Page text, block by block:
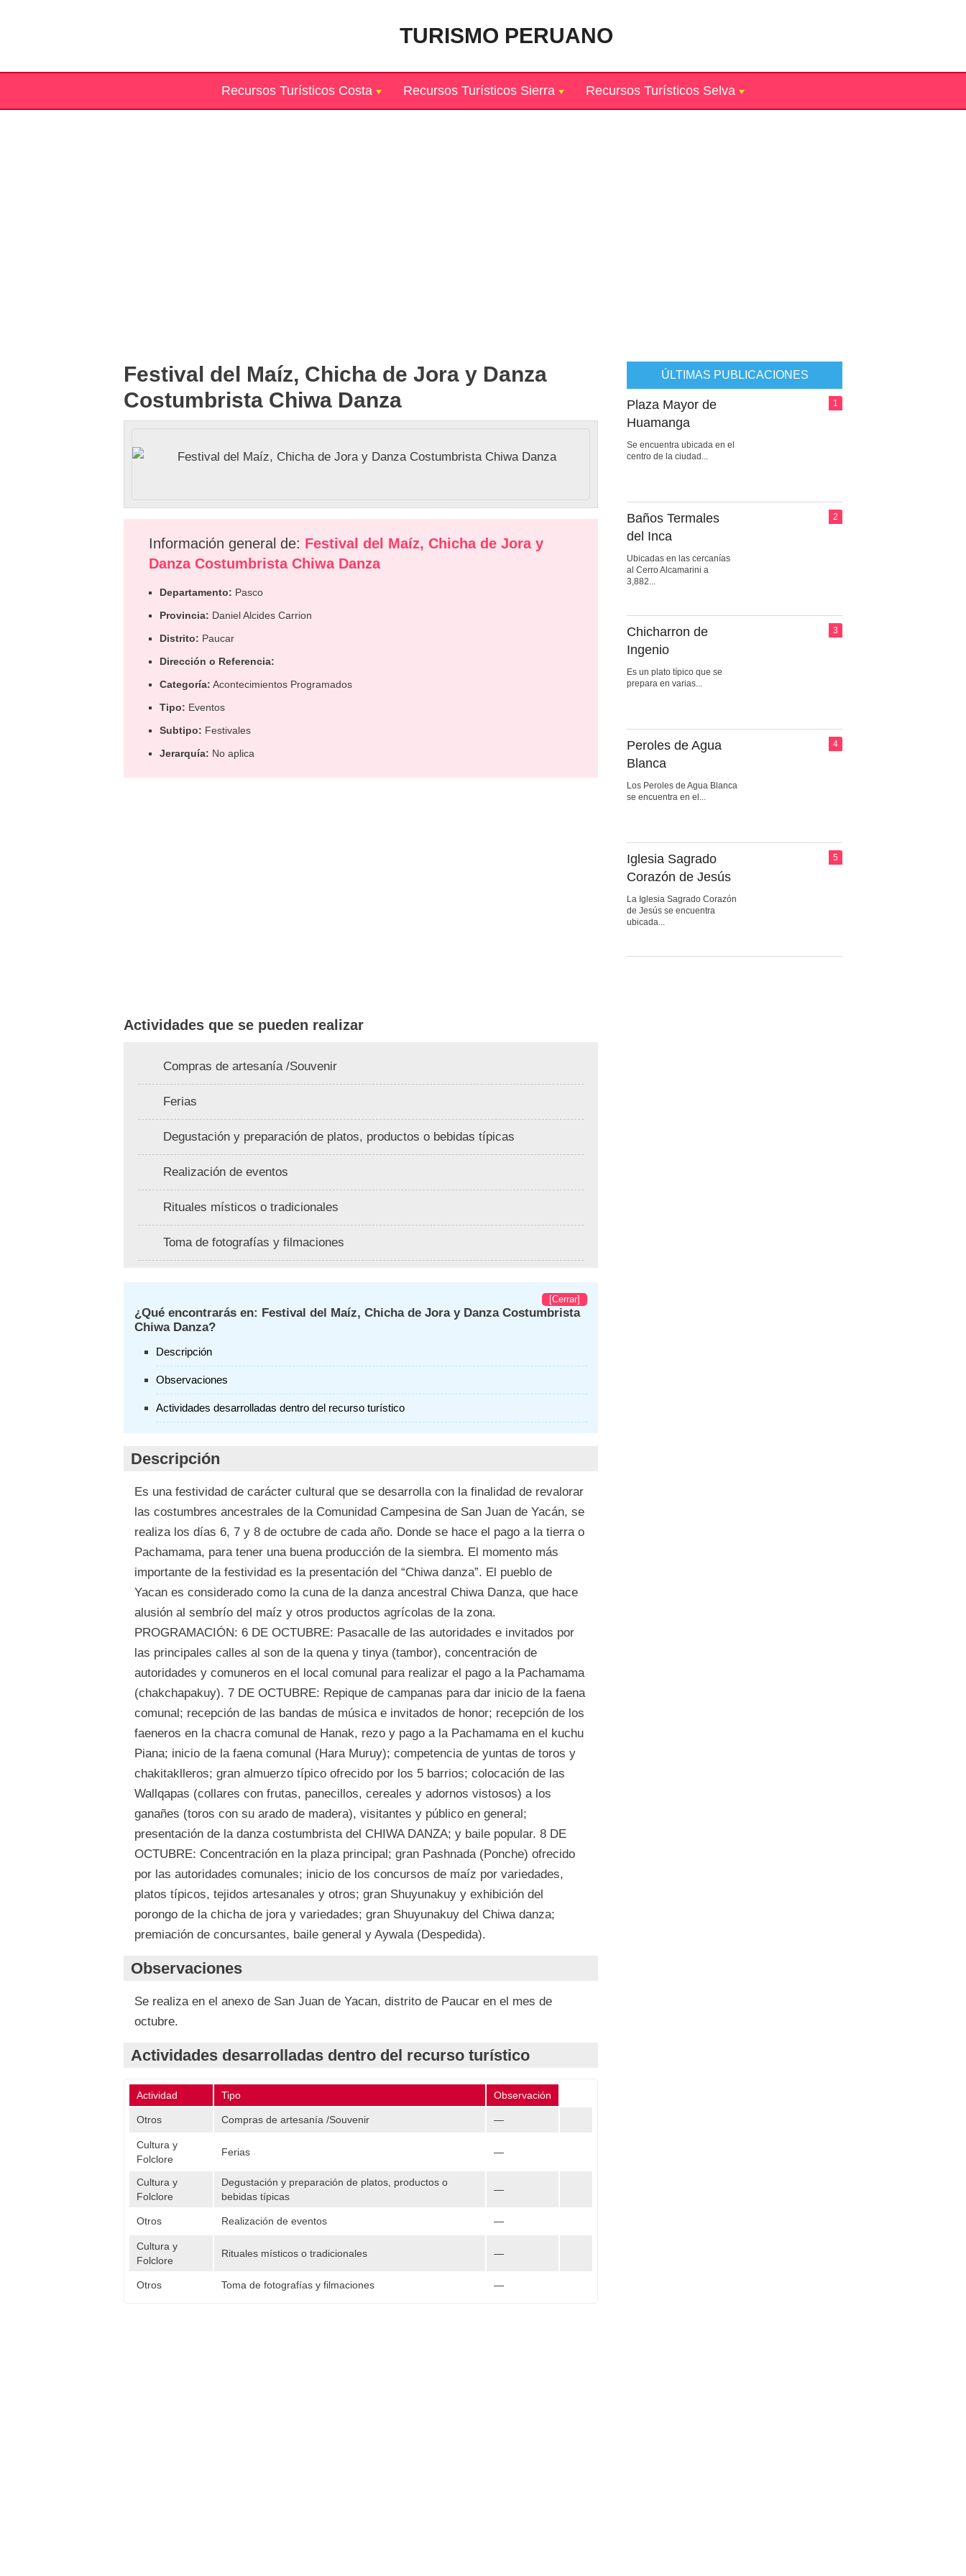
TURISMO PERUANO
Recursos Turísticos Costa Recursos Turísticos Sierra Recursos Turísticos Selva
Festival del Maíz, Chicha de Jora y Danza
Costumbrista Chiwa Danza
Información general de: Festival del Maíz, Chicha de Jora y
Danza Costumbrista Chiwa Danza
Departamento: Pasco
Provincia: Daniel Alcides Carrion
Distrito: Paucar
Dirección o Referencia:
Categoría: Acontecimientos Programados
Tipo: Eventos
Subtipo: Festivales
Jerarquía: No aplica
Actividades que se pueden realizar
Compras de artesanía /Souvenir
Ferias
Degustación y preparación de platos, productos o bebidas típicas
Realización de eventos
Rituales místicos o tradicionales
Toma de fotografías y filmaciones
[Cerrar]
¿Qué encontrarás en: Festival del Maíz, Chicha de Jora y Danza Costumbrista
Chiwa Danza?
Descripción
Observaciones
Actividades desarrolladas dentro del recurso turístico
Descripción
Es una festividad de carácter cultural que se desarrolla con la finalidad de revalorar
las costumbres ancestrales de la Comunidad Campesina de San Juan de Yacán, se
realiza los días 6, 7 y 8 de octubre de cada año. Donde se hace el pago a la tierra o
Pachamama, para tener una buena producción de la siembra. El momento más
importante de la festividad es la presentación del “Chiwa danza”. El pueblo de
Yacan es considerado como la cuna de la danza ancestral Chiwa Danza, que hace
alusión al sembrío del maíz y otros productos agrícolas de la zona.
PROGRAMACIÓN: 6 DE OCTUBRE: Pasacalle de las autoridades e invitados por
las principales calles al son de la quena y tinya (tambor), concentración de
autoridades y comuneros en el local comunal para realizar el pago a la Pachamama
(chakchapakuy). 7 DE OCTUBRE: Repique de campanas para dar inicio de la faena
comunal; recepción de las bandas de música e invitados de honor; recepción de los
faeneros en la chacra comunal de Hanak, rezo y pago a la Pachamama en el kuchu
Piana; inicio de la faena comunal (Hara Muruy); competencia de yuntas de toros y
chakitaklleros; gran almuerzo típico ofrecido por los 5 barrios; colocación de las
Wallqapas (collares con frutas, panecillos, cereales y adornos vistosos) a los
ganañes (toros con su arado de madera), visitantes y público en general;
presentación de la danza costumbrista del CHIWA DANZA; y baile popular. 8 DE
OCTUBRE: Concentración en la plaza principal; gran Pashnada (Ponche) ofrecido
por las autoridades comunales; inicio de los concursos de maíz por variedades,
platos típicos, tejidos artesanales y otros; gran Shuyunakuy y exhibición del
porongo de la chicha de jora y variedades; gran Shuyunakuy del Chiwa danza;
premiación de concursantes, baile general y Aywala (Despedida).
Observaciones
Se realiza en el anexo de San Juan de Yacan, distrito de Paucar en el mes de
octubre.
Actividades desarrolladas dentro del recurso turístico
Actividad Tipo Observación
Otros Compras de artesanía /Souvenir —
Cultura y
Folclore
Ferias —
Cultura y
Folclore
Degustación y preparación de platos, productos o
bebidas típicas
—
Otros Realización de eventos —
Cultura y
Folclore
Rituales místicos o tradicionales —
Otros Toma de fotografías y filmaciones —
ÚLTIMAS PUBLICACIONES
Plaza Mayor de
Huamanga
Se encuentra ubicada en el
centro de la ciudad...
1
Baños Termales
del Inca
Ubicadas en las cercanías
al Cerro Alcamarini a
3,882...
2
Chicharron de
Ingenio
Es un plato típico que se
prepara en varias...
3
Peroles de Agua
Blanca
Los Peroles de Agua Blanca
se encuentra en el...
4
Iglesia Sagrado
Corazón de Jesús
La Iglesia Sagrado Corazón
de Jesús se encuentra
ubicada...
5